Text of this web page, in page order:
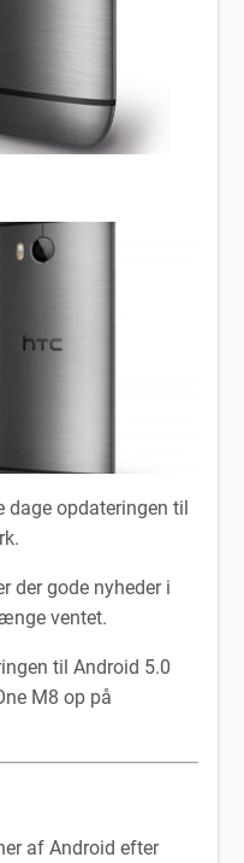
dage opdateringen til
der gode nyheder i
ventet.
til Android 5.0
M8 op på
af Android efter